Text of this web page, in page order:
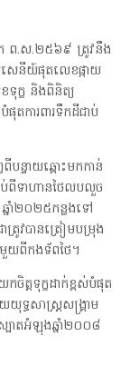
ក ព.ស.២៥៦៩ ត្រូវនឹង
សេនីយ៍ផុតលេខផ្កាយ
ទុក្ខ និងពិនិត្យ
តការពារទឹកដីជាប់
ន្ទាយឆ្ពោះមកកាន់
ាប់ពីទាហានថៃលបលួច
នាំ២០២៥កន្លងទៅ
រូវបានត្រៀមបម្រុង
មួយពីកងទ័ពថៃ។
ចិត្តទុក្ខដាក់ខ្ពស់បំផុត
ទ្ធសាស្ត្រសង្គ្រាម
បាតអំឡុងឆ្នាំ២០០៨